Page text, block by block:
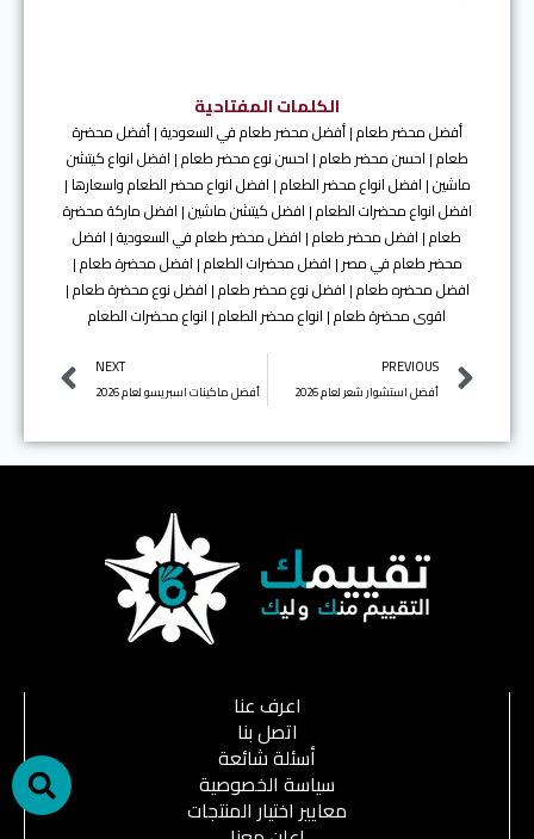
الكلمات المفتاحية
أفضل محضر طعام | أفضل محضر طعام في السعودية | أفضل محضرة
طعام | احسن محضر طعام | احسن نوع محضر طعام | افضل انواع كيتشن
ماشين | افضل انواع محضر الطعام | افضل انواع محضر الطعام واسعارها |
افضل انواع محضرات الطعام | افضل كيتشن ماشين | افضل ماركة محضرة
طعام | افضل محضر طعام | افضل محضر طعام في السعودية | افضل
محضر طعام في مصر | افضل محضرات الطعام | افضل محضرة طعام |
افضل محضره طعام | افضل نوع محضر طعام | افضل نوع محضرة طعام |
اقوى محضرة طعام | انواع محضر الطعام | انواع محضرات الطعام
Prev
PREVIOUS
أفضل استشوار شعر لعام 2026
NEXT
أفضل ماكينات اسبريسو لعام 2026
اعرف عنا
اتصل بنا
أسئلة شائعة
سياسة الخصوصية
معايير اختيار المنتجات